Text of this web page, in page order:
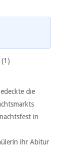
die
in
ihr Abitur